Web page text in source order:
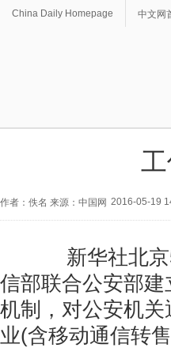
China Daily Homepage 中文网
作者：佚名 来源：中国网 2016-05-19
新华社北京5
信部联合公安部
机制，对公安机
业(含移动通信转